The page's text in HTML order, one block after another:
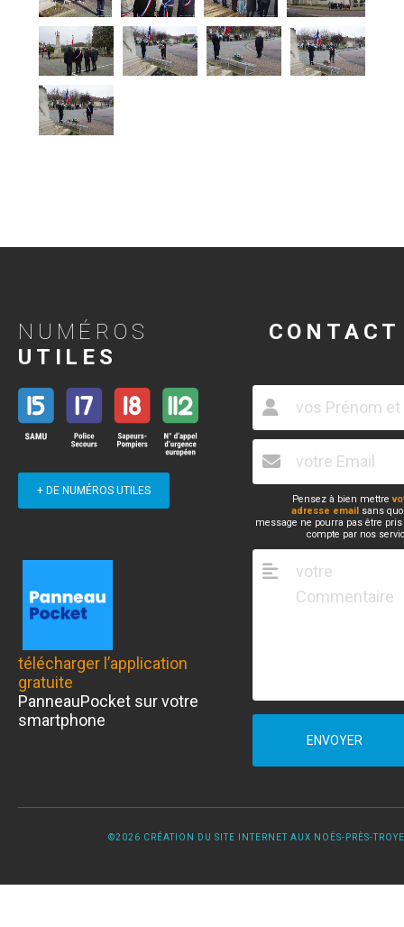
NUMÉROS
UTILES
+ DE NUMÉROS UTILES
télécharger l’application
gratuite
PanneauPocket sur votre
smartphone
CONTACT
Pensez à bien mettre
adresse email sans
message ne pourra pas être
compte par nos
ENVOYER
©2026 CRÉATION DU SITE INTERNET AUX NOËS-PRÈS-